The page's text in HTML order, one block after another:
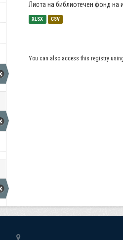
Листа на библиотечен фонд на
XLSX CSV
You can also access this registry